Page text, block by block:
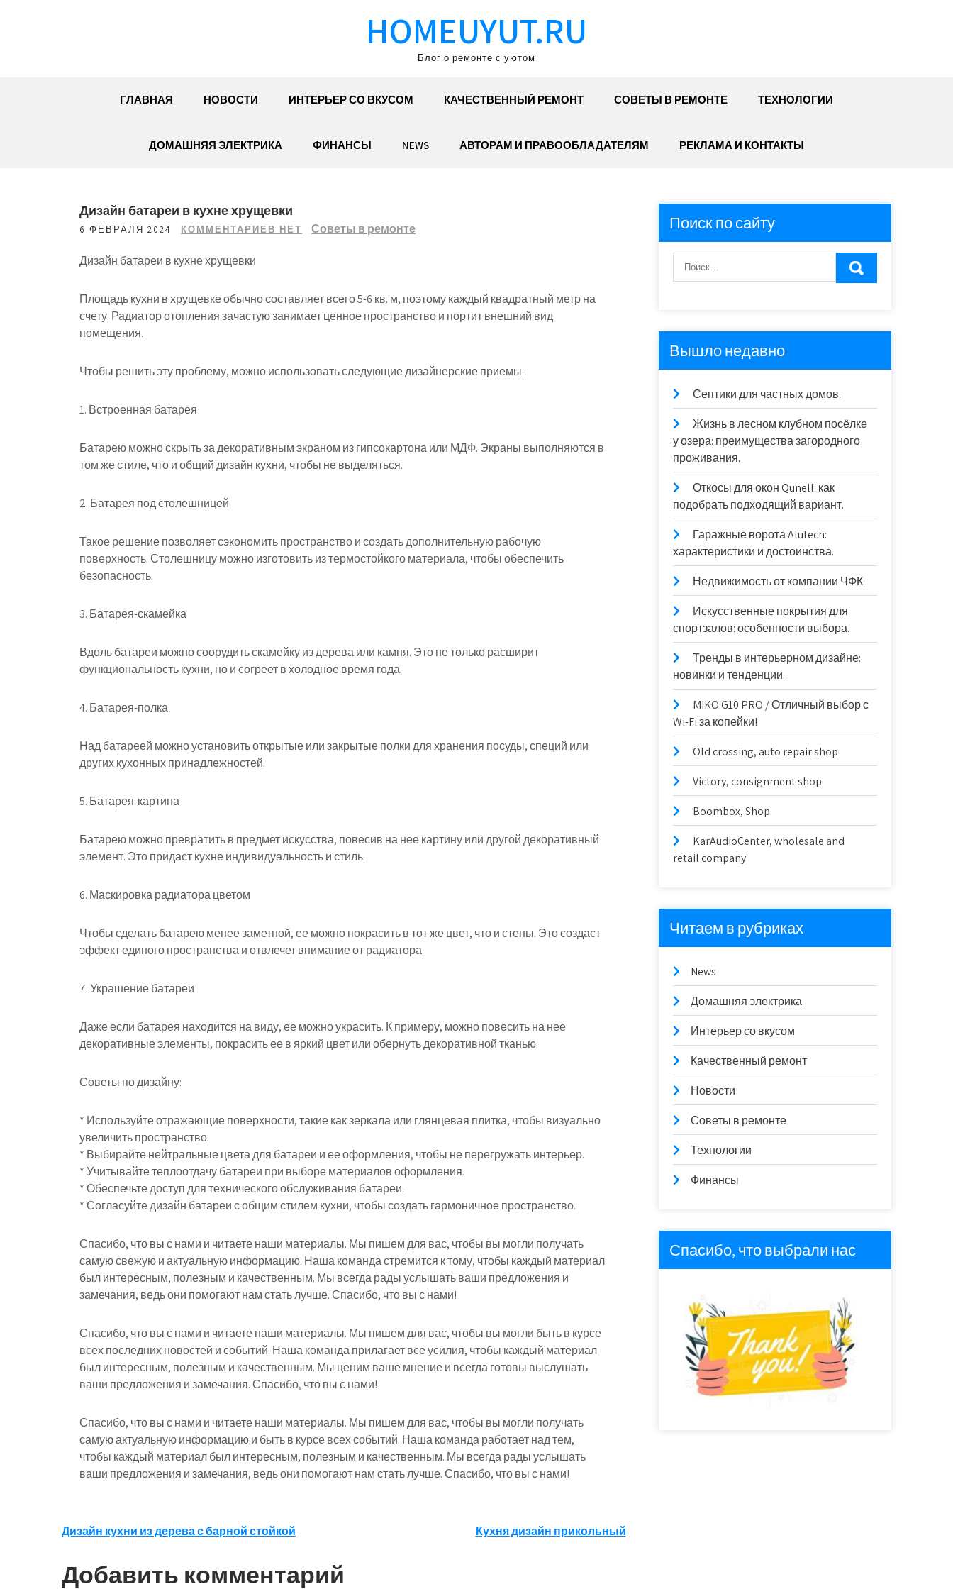
HOMEUYUT.RU
Блог о ремонте с уютом
ГЛАВНАЯ НОВОСТИ ИНТЕРЬЕР СО ВКУСОМ КАЧЕСТВЕННЫЙ РЕМОНТ СОВЕТЫ В РЕМОНТЕ ТЕХНОЛОГИИ
ДОМАШНЯЯ ЭЛЕКТРИКА ФИНАНСЫ NEWS АВТОРАМ И ПРАВООБЛАДАТЕЛЯМ РЕКЛАМА И КОНТАКТЫ
Дизайн батареи в кухне хрущевки
6 ФЕВРАЛЯ 2024 КОММЕНТАРИЕВ НЕТ Советы в ремонте
Дизайн батареи в кухне хрущевки
Площадь кухни в хрущевке обычно составляет всего 5-6 кв. м, поэтому каждый квадратный метр на
счету. Радиатор отопления зачастую занимает ценное пространство и портит внешний вид
помещения.
Чтобы решить эту проблему, можно использовать следующие дизайнерские приемы:
1. Встроенная батарея
Батарею можно скрыть за декоративным экраном из гипсокартона или МДФ. Экраны выполняются в
том же стиле, что и общий дизайн кухни, чтобы не выделяться.
2. Батарея под столешницей
Такое решение позволяет сэкономить пространство и создать дополнительную рабочую
поверхность. Столешницу можно изготовить из термостойкого материала, чтобы обеспечить
безопасность.
3. Батарея-скамейка
Вдоль батареи можно соорудить скамейку из дерева или камня. Это не только расширит
функциональность кухни, но и согреет в холодное время года.
4. Батарея-полка
Над батареей можно установить открытые или закрытые полки для хранения посуды, специй или
других кухонных принадлежностей.
5. Батарея-картина
Батарею можно превратить в предмет искусства, повесив на нее картину или другой декоративный
элемент. Это придаст кухне индивидуальность и стиль.
6. Маскировка радиатора цветом
Чтобы сделать батарею менее заметной, ее можно покрасить в тот же цвет, что и стены. Это создаст
эффект единого пространства и отвлечет внимание от радиатора.
7. Украшение батареи
Даже если батарея находится на виду, ее можно украсить. К примеру, можно повесить на нее
декоративные элементы, покрасить ее в яркий цвет или обернуть декоративной тканью.
Советы по дизайну:
* Используйте отражающие поверхности, такие как зеркала или глянцевая плитка, чтобы визуально
увеличить пространство.
* Выбирайте нейтральные цвета для батареи и ее оформления, чтобы не перегружать интерьер.
* Учитывайте теплоотдачу батареи при выборе материалов оформления.
* Обеспечьте доступ для технического обслуживания батареи.
* Согласуйте дизайн батареи с общим стилем кухни, чтобы создать гармоничное пространство.
Спасибо, что вы с нами и читаете наши материалы. Мы пишем для вас, чтобы вы могли получать
самую свежую и актуальную информацию. Наша команда стремится к тому, чтобы каждый материал
был интересным, полезным и качественным. Мы всегда рады услышать ваши предложения и
замечания, ведь они помогают нам стать лучше. Спасибо, что вы с нами!
Спасибо, что вы с нами и читаете наши материалы. Мы пишем для вас, чтобы вы могли быть в курсе
всех последних новостей и событий. Наша команда прилагает все усилия, чтобы каждый материал
был интересным, полезным и качественным. Мы ценим ваше мнение и всегда готовы выслушать
ваши предложения и замечания. Спасибо, что вы с нами!
Спасибо, что вы с нами и читаете наши материалы. Мы пишем для вас, чтобы вы могли получать
самую актуальную информацию и быть в курсе всех событий. Наша команда работает над тем,
чтобы каждый материал был интересным, полезным и качественным. Мы всегда рады услышать
ваши предложения и замечания, ведь они помогают нам стать лучше. Спасибо, что вы с нами!
Навигация
по
Дизайн кухни из дерева с барной стойкой Кухня дизайн прикольный
Добавить комментарий
Поиск по сайту
Вышло недавно
Септики для частных домов.
Жизнь в лесном клубном посёлке
у озера: преимущества загородного
проживания.
Откосы для окон Qunell: как
подобрать подходящий вариант.
Гаражные ворота Alutech:
характеристики и достоинства.
Недвижимость от компании ЧФК.
Искусственные покрытия для
спортзалов: особенности выбора.
Тренды в интерьерном дизайне:
новинки и тенденции.
MIKO G10 PRO / Отличный выбор с
Wi-Fi за копейки!
Old crossing, auto repair shop
Victory, consignment shop
Boombox, Shop
KarAudioCenter, wholesale and
retail company
Читаем в рубриках
News
Домашняя электрика
Интерьер со вкусом
Качественный ремонт
Новости
Советы в ремонте
Технологии
Финансы
Спасибо, что выбрали нас